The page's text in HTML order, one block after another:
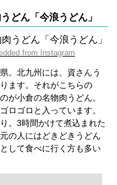
どん「今浪うどん」
from Instagram
。北九州には、資さんう
ます。それがこちらの
が小倉の名物肉うどん。
ロゴロと入っています。
。3時間かけて煮込まれた
の人にはどきどきうどん
して食べに行く方も多い